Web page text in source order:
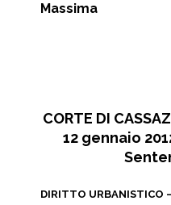
Massima
CORTE DI
12 gennaio
DIRITTO